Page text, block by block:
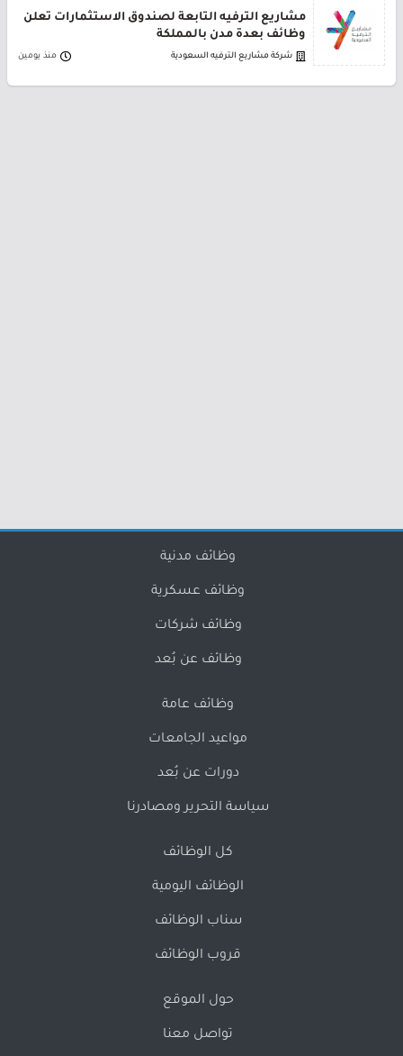
مشاريع الترفيه التابعة لصندوق الاستثمارات تعلن
وظائف بعدة مدن بالمملكة
شركة مشاريع الترفيه السعودية منذ يومين
وظائف مدنية
وظائف عسكرية
وظائف شركات
وظائف عن بُعد
وظائف عامة
مواعيد الجامعات
دورات عن بُعد
سياسة التحرير ومصادرنا
كل الوظائف
الوظائف اليومية
سناب الوظائف
قروب الوظائف
حول الموقع
تواصل معنا